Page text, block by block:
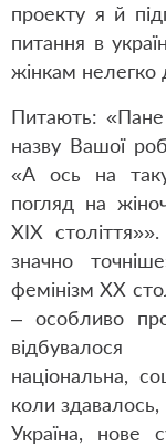
проекту я й
питання в
жінкам нелегко
Питають:
назву Вашої
«А ось на
погляд на
ХІХ
значно
фемінізм ХХ
– особливо
національна,
коли
Україна, нове